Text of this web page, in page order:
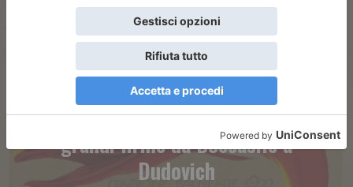
ARTICOLO SUCCESSIVO
Le bellezze di un paese, le
grandi firme da Boccasile a
Dudovich